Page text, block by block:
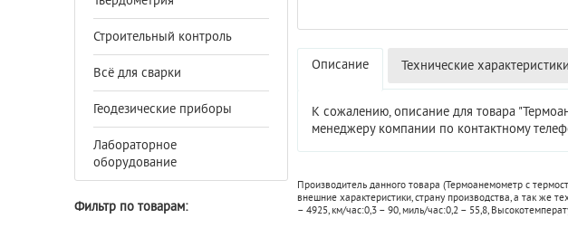
Строительный контроль
Всё для сварки
Геодезические приборы
Лабораторное
оборудование
Фильтр по товарам:
Описание Технические характеристики
К сожалению, описание для товара
менеджеру компании по контактному
Производитель данного товара (Термоанемометр с
внешние характеристики, страну производства, а так же
– 4925,км/час:0,3 – 90,миль/час:0,2 – 55,8,